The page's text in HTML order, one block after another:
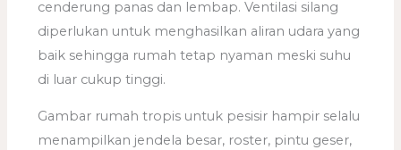
cenderung panas dan lembap. Ventilasi silang
diperlukan untuk menghasilkan aliran udara yang
baik sehingga rumah tetap nyaman meski suhu
di luar cukup tinggi.
Gambar rumah tropis untuk pesisir hampir selalu
menampilkan jendela besar, roster, pintu geser,